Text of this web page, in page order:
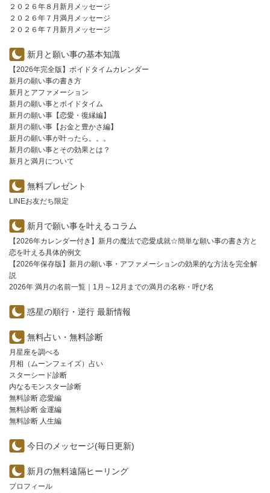
２０２６年８月新月メッセージ
２０２６年７月満月メッセージ
２０２６年７月新月メッセージ
新月と願い事の基本知識
【2026年完全版】ボイドタイムカレンダー
新月の願い事の書き方
新月とアファメーション
新月の願い事とボイドタイム
新月の願い事【恋愛・復縁編】
新月の願い事【お金と豊かさ編】
新月の願い事が叶ったら。。。
新月の願い事とその効果とは？
新月と満月について
無料プレゼント
LINEお友だち限定
新月で願い事を叶えるコラム
【2026年カレンダー付き】新月の魔法で恋愛成就☆簡単な願い事の書き方と
恋を叶える具体的例文
【2026年保存版】新月の願い事・アファメーションの効果的な方法を完全解
説
2026年 満月の名前一覧｜1月～12月までの満月の名称・呼び名
惑星の順行・逆行 最新情報
無料占い・無料診断
月星座を調べる
月相（ムーンフェイズ）占い
スターシード診断
内なるモンスター診断
無料診断 恋愛編
無料診断 金運編
無料診断 人生編
今日のメッセージ(毎日更新)
新月の無料遠隔ヒーリング
プロフィール